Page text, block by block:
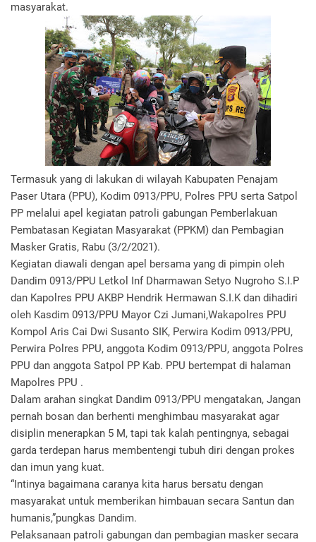
masyarakat.
Termasuk yang di lakukan di wilayah Kabupaten Penajam
Paser Utara (PPU), Kodim 0913/PPU, Polres PPU serta Satpol
PP melalui apel kegiatan patroli gabungan Pemberlakuan
Pembatasan Kegiatan Masyarakat (PPKM) dan Pembagian
Masker Gratis, Rabu (3/2/2021).
Kegiatan diawali dengan apel bersama yang di pimpin oleh
Dandim 0913/PPU Letkol Inf Dharmawan Setyo Nugroho S.I.P
dan Kapolres PPU AKBP Hendrik Hermawan S.I.K dan dihadiri
oleh Kasdim 0913/PPU Mayor Czi Jumani,Wakapolres PPU
Kompol Aris Cai Dwi Susanto SIK, Perwira Kodim 0913/PPU,
Perwira Polres PPU, anggota Kodim 0913/PPU, anggota Polres
PPU dan anggota Satpol PP Kab. PPU bertempat di halaman
Mapolres PPU .
Dalam arahan singkat Dandim 0913/PPU mengatakan, Jangan
pernah bosan dan berhenti menghimbau masyarakat agar
disiplin menerapkan 5 M, tapi tak kalah pentingnya, sebagai
garda terdepan harus membentengi tubuh diri dengan prokes
dan imun yang kuat.
“Intinya bagaimana caranya kita harus bersatu dengan
masyarakat untuk memberikan himbauan secara Santun dan
humanis,”pungkas Dandim.
Pelaksanaan patroli gabungan dan pembagian masker secara